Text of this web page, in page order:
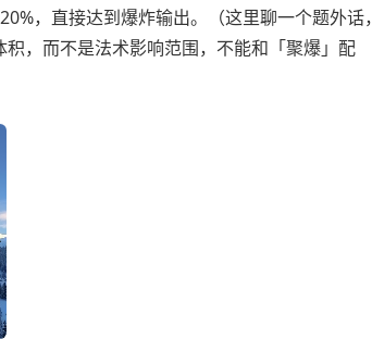
，直接达到爆炸输出。（这里聊一个题外话，
，而不是法术影响范围，不能和「聚爆」配